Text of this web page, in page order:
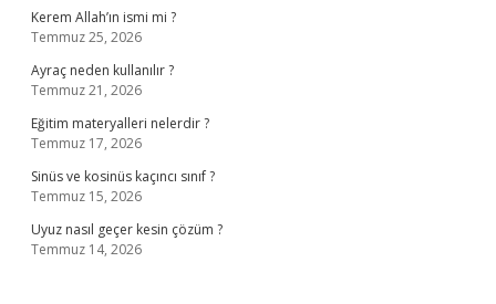
Kerem Allah’ın ismi mi ?
Temmuz 25, 2026
Ayraç neden kullanılır ?
Temmuz 21, 2026
Eğitim materyalleri nelerdir ?
Temmuz 17, 2026
Sinüs ve kosinüs kaçıncı sınıf ?
Temmuz 15, 2026
Uyuz nasıl geçer kesin çözüm ?
Temmuz 14, 2026